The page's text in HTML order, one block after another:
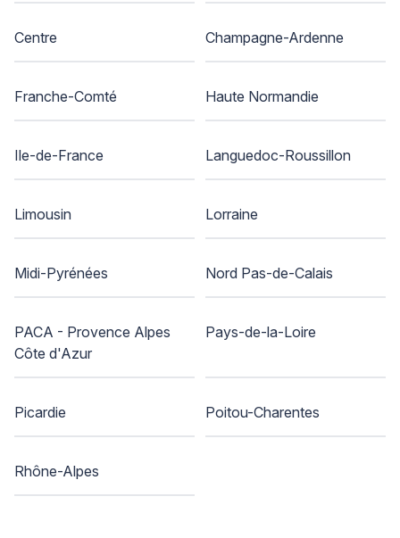
Centre Champagne-Ardenne
Franche-Comté Haute Normandie
Ile-de-France Languedoc-Roussillon
Limousin Lorraine
Midi-Pyrénées Nord Pas-de-Calais
PACA - Provence Alpes
Côte d'Azur
Pays-de-la-Loire
Picardie Poitou-Charentes
Rhône-Alpes